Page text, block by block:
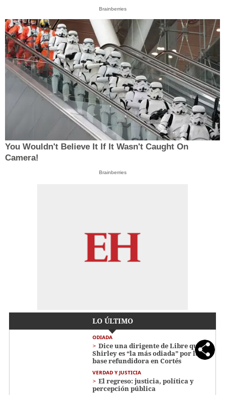
Brainberries
You Wouldn't Believe It If It Wasn't Caught On
Camera!
Brainberries
LO ÚLTIMO
ODIADA
Dice una dirigente de Libre que
Shirley es “la más odiada” por la
base refundidora en Cortés
VERDAD Y JUSTICIA
El regreso: justicia, política y
percepción pública